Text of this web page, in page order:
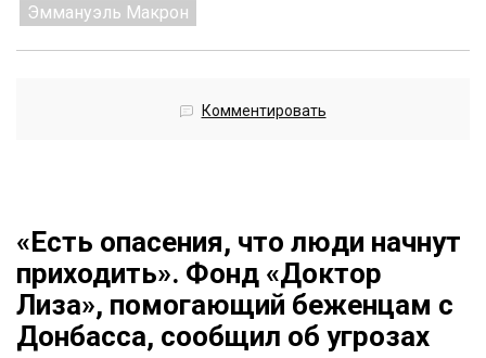
Эммануэль Макрон
Комментировать
«Есть опасения, что люди начнут
приходить». Фонд «Доктор
Лиза», помогающий беженцам с
Донбасса, сообщил об угрозах